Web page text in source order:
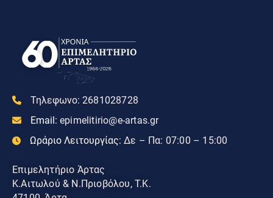
Τηλεφωνο: 2681028728
Email: epimelitirio@e-artas.gr
Ωράριο Λειτουργίας: Δε – Πα: 07:00 – 15:00
Επιμελητήριο Άρτας
Κ.Αιτωλού & Ν.Πριοβόλου, Τ.Κ.